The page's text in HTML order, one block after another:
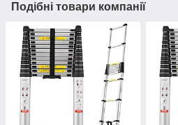
Подібні товари компанії